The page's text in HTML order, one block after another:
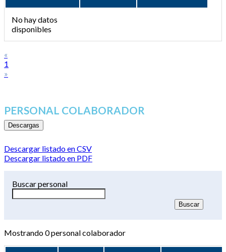
No hay datos
disponibles
«
1
»
PERSONAL COLABORADOR
Descargas
Descargar listado en CSV
Descargar listado en PDF
Buscar personal
Mostrando0personal colaborador